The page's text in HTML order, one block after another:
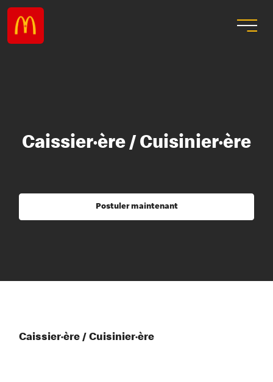
Caissier·ère / Cuisinier·ère
Postuler maintenant
Caissier·ère / Cuisinier·ère